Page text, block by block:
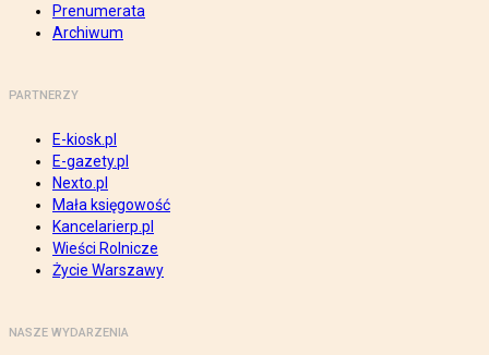
Prenumerata
Archiwum
PARTNERZY
E-kiosk.pl
E-gazety.pl
Nexto.pl
Mała księgowość
Kancelarierp.pl
Wieści Rolnicze
Życie Warszawy
NASZE WYDARZENIA